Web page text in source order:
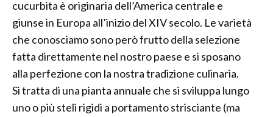
cucurbita è originaria dell’America centrale e
giunse in Europa all’inizio del XIV secolo. Le varietà
che conosciamo sono però frutto della selezione
fatta direttamente nel nostro paese e si sposano
alla perfezione con la nostra tradizione culinaria.
Si tratta di una pianta annuale che si sviluppa lungo
uno o più steli rigidi a portamento strisciante (ma